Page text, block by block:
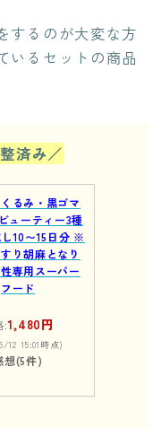
するのが大変な方
いるセットの商品
済み／
るみ・黒ゴマ
ューティー3種
10〜15日分 ※
り胡麻となり
専用スーパー
フード
:1,480円
12 15:01時点)
想(5件)